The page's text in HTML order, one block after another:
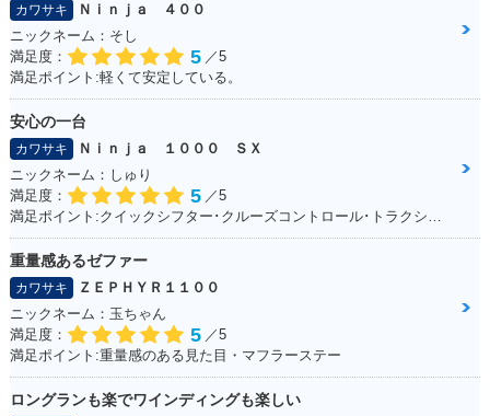
カワサキ
Ｎｉｎｊａ ４００
ニックネーム：そし
満足度：
5 ／5
満足ポイント:軽くて安定している。
安心の一台
カワサキ
Ｎｉｎｊａ １０００ ＳＸ
ニックネーム：しゅり
満足度：
5 ／5
満足ポイント:クイックシフター･クルーズコントロール･トラクションコントロールに大満足！
重量感あるゼファー
カワサキ
ＺＥＰＨＹＲ１１００
ニックネーム：玉ちゃん
満足度：
5 ／5
満足ポイント:重量感のある見た目・マフラーステー
ロングランも楽でワインディングも楽しい